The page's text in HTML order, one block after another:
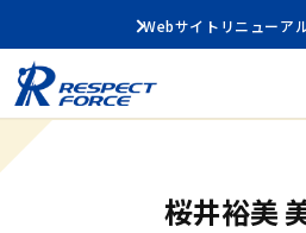
Webサイトリニューア
桜井裕美